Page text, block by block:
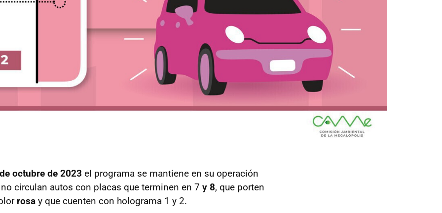
octubre de 2023 el programa se mantiene en su operación
circulan autos con placas que terminen en 7 y 8, que porten
rosa y que cuenten con holograma 1 y 2.